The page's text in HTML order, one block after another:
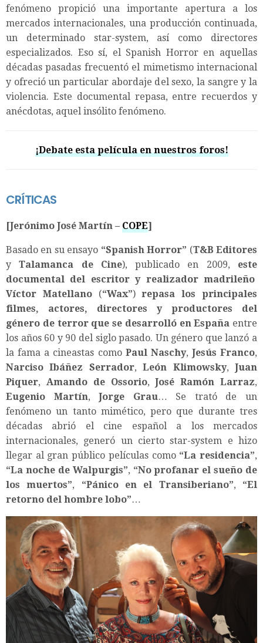
fenómeno propició una importante apertura a los
mercados internacionales, una producción continuada,
un determinado star-system, así como directores
especializados. Eso sí, el Spanish Horror en aquellas
décadas pasadas frecuentó el mimetismo internacional
y ofreció un particular abordaje del sexo, la sangre y la
violencia. Este documental repasa, entre recuerdos y
anécdotas, aquel insólito fenómeno.
¡Debate esta película en nuestros foros!
CRÍTICAS
[Jerónimo José Martín – COPE]
Basado en su ensayo “Spanish Horror” (T&B Editores
yTalamanca de Cine), publicado en 2009, este
documental del escritor y realizador madrileño
Víctor Matellano(“Wax”)repasa los principales
filmes, actores, directores y productores del
género de terror que se desarrolló en España entre
los años 60 y 90 del siglo pasado. Un género que lanzó a
la fama a cineastas como Paul Naschy, Jesús Franco,
Narciso Ibáñez Serrador,León Klimowsky,Juan
Piquer, Amando de Ossorio,José Ramón Larraz,
Eugenio Martín,Jorge Grau… Se trató de un
fenómeno un tanto mimético, pero que durante tres
décadas abrió el cine español a los mercados
internacionales, generó un cierto star-system e hizo
llegar al gran público películas como “La residencia”,
“La noche de Walpurgis”, “No profanar el sueño de
los muertos”, “Pánico en el Transiberiano”, “El
retorno del hombre lobo”…